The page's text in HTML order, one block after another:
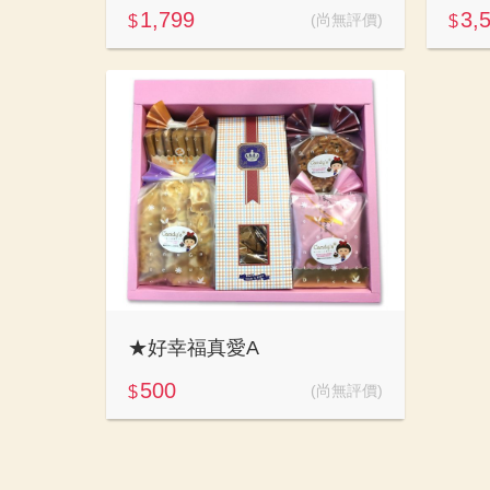
$1,799 (尚無評價) $
★好幸福真愛A
$500 (尚無評價)